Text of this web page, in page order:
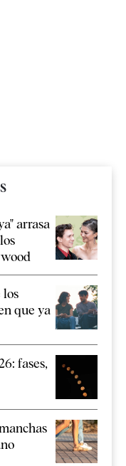
arrasa
los
que ya
fases,